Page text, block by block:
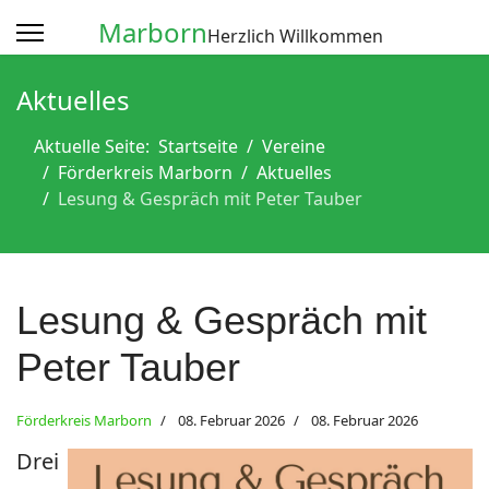
MarbornHerzlich Willkommen
Aktuelles
Aktuelle Seite: Startseite
Vereine
Förderkreis Marborn
Aktuelles
Lesung & Gespräch mit Peter Tauber
Lesung & Gespräch mit
Peter Tauber
Förderkreis Marborn 08. Februar 2026 08. Februar 2026
Drei